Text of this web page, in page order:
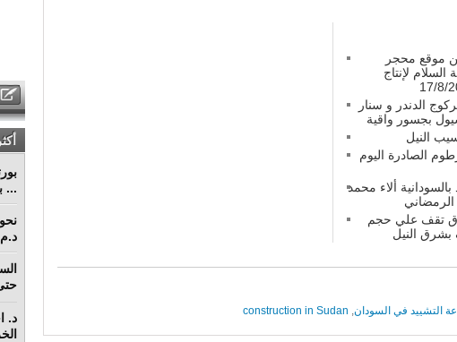
موقع محجر
لإنتاج
الدندر و سنار
بجسور واقية
النيل
الصادرة اليوم
بالسودانية ألاء محمد
الرمضاني
تقف علي حجم
النيل
التشييد في السودان,
construction in Sudan
...
د.